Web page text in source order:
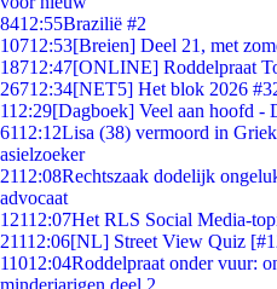
8412:55Brazilië #2
10712:53[Breien] Deel 21, met
18712:47[ONLINE] Roddelpraat
26712:34[NET5] Het blok 2026
112:29[Dagboek] Veel aan hoofd -
6112:12Lisa (38) vermoord in
asielzoeker
2112:08Rechtszaak dodelijk
advocaat
12112:07Het RLS Social Media-
21112:06[NL] Street View Quiz
11012:04Roddelpraat onder vuur:
minderjarigen deel 2